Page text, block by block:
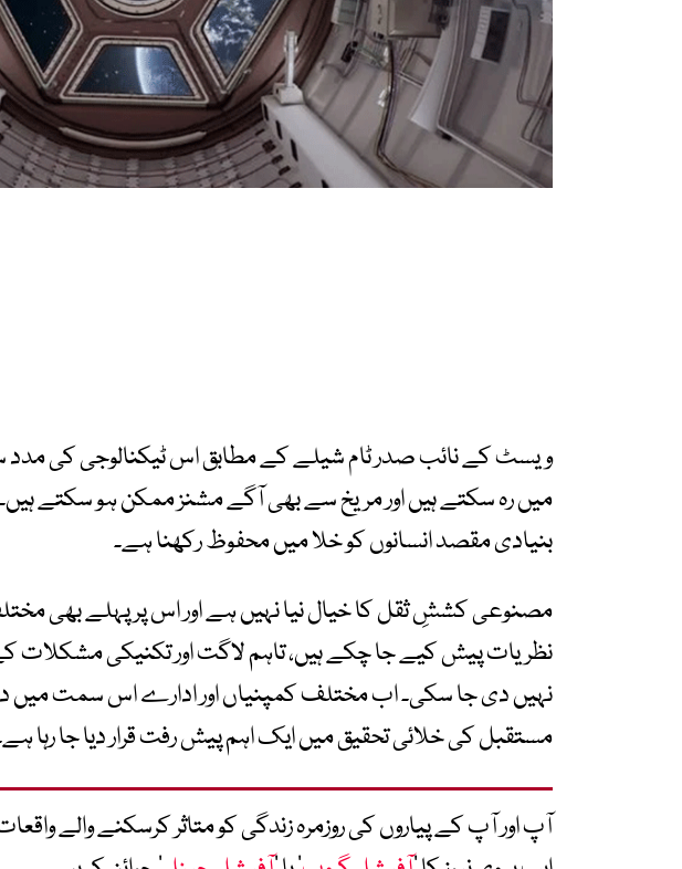
ویسٹ کے نائب صدر ٹام شیلے کے مطابق اس ٹیکنالوجی کی مدد
میں رہ سکتے ہیں اور مریخ سے بھی آگے مشنز ممکن ہو سکتے ہیں۔
بنیادی مقصد انسانوں کو خلا میں محفوظ رکھنا ہے۔
مصنوعی کششِ ثقل کا خیال نیا نہیں ہے اور اس پر پہلے بھی
نظریات پیش کیے جا چکے ہیں، تاہم لاگت اور تکنیکی
نہیں دی جا سکی۔ اب مختلف کمپنیاں اور ادارے اس سمت میں
مستقبل کی خلائی تحقیق میں ایک اہم پیش رفت قرار دیا جا رہا
آپ اور آپ کے پیاروں کی روزمرہ زندگی کو متاثر کرسکنے والے